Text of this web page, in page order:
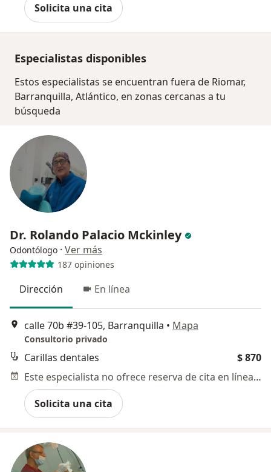
Solicita una cita
Especialistas disponibles
Estos especialistas se encuentran fuera de Riomar,
Barranquilla, Atlántico, en zonas cercanas a tu
búsqueda
Dr. Rolando Palacio Mckinley
Odontólogo · Ver más
187 opiniones
Dirección En línea
calle 70b #39-105, Barranquilla • Mapa
Consultorio privado
Carillas dentales
$ 870
Este especialista no ofrece reserva de cita en línea en esta dirección.
Solicita una cita